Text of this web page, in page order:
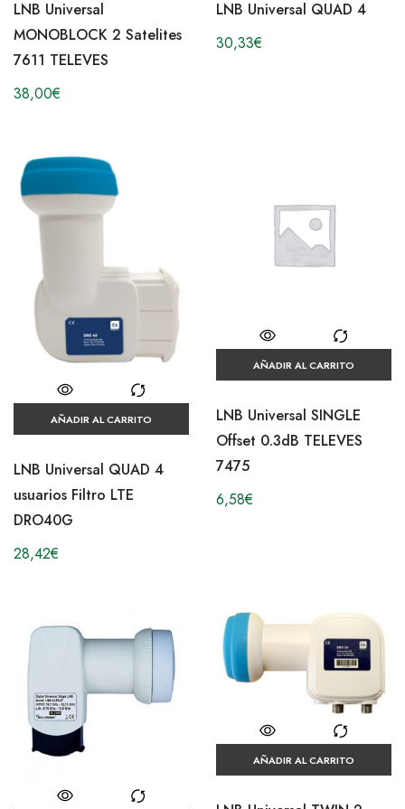
LNB Universal
MONOBLOCK 2 Satelites
7611 TELEVES
38,00€
LNB Universal QUAD 4
30,33€
AÑADIR AL CARRITO
LNB Universal QUAD 4
usuarios Filtro LTE
DRO40G
28,42€
AÑADIR AL CARRITO
LNB Universal SINGLE
Offset 0.3dB TELEVES
7475
6,58€
AÑADIR AL CARRITO